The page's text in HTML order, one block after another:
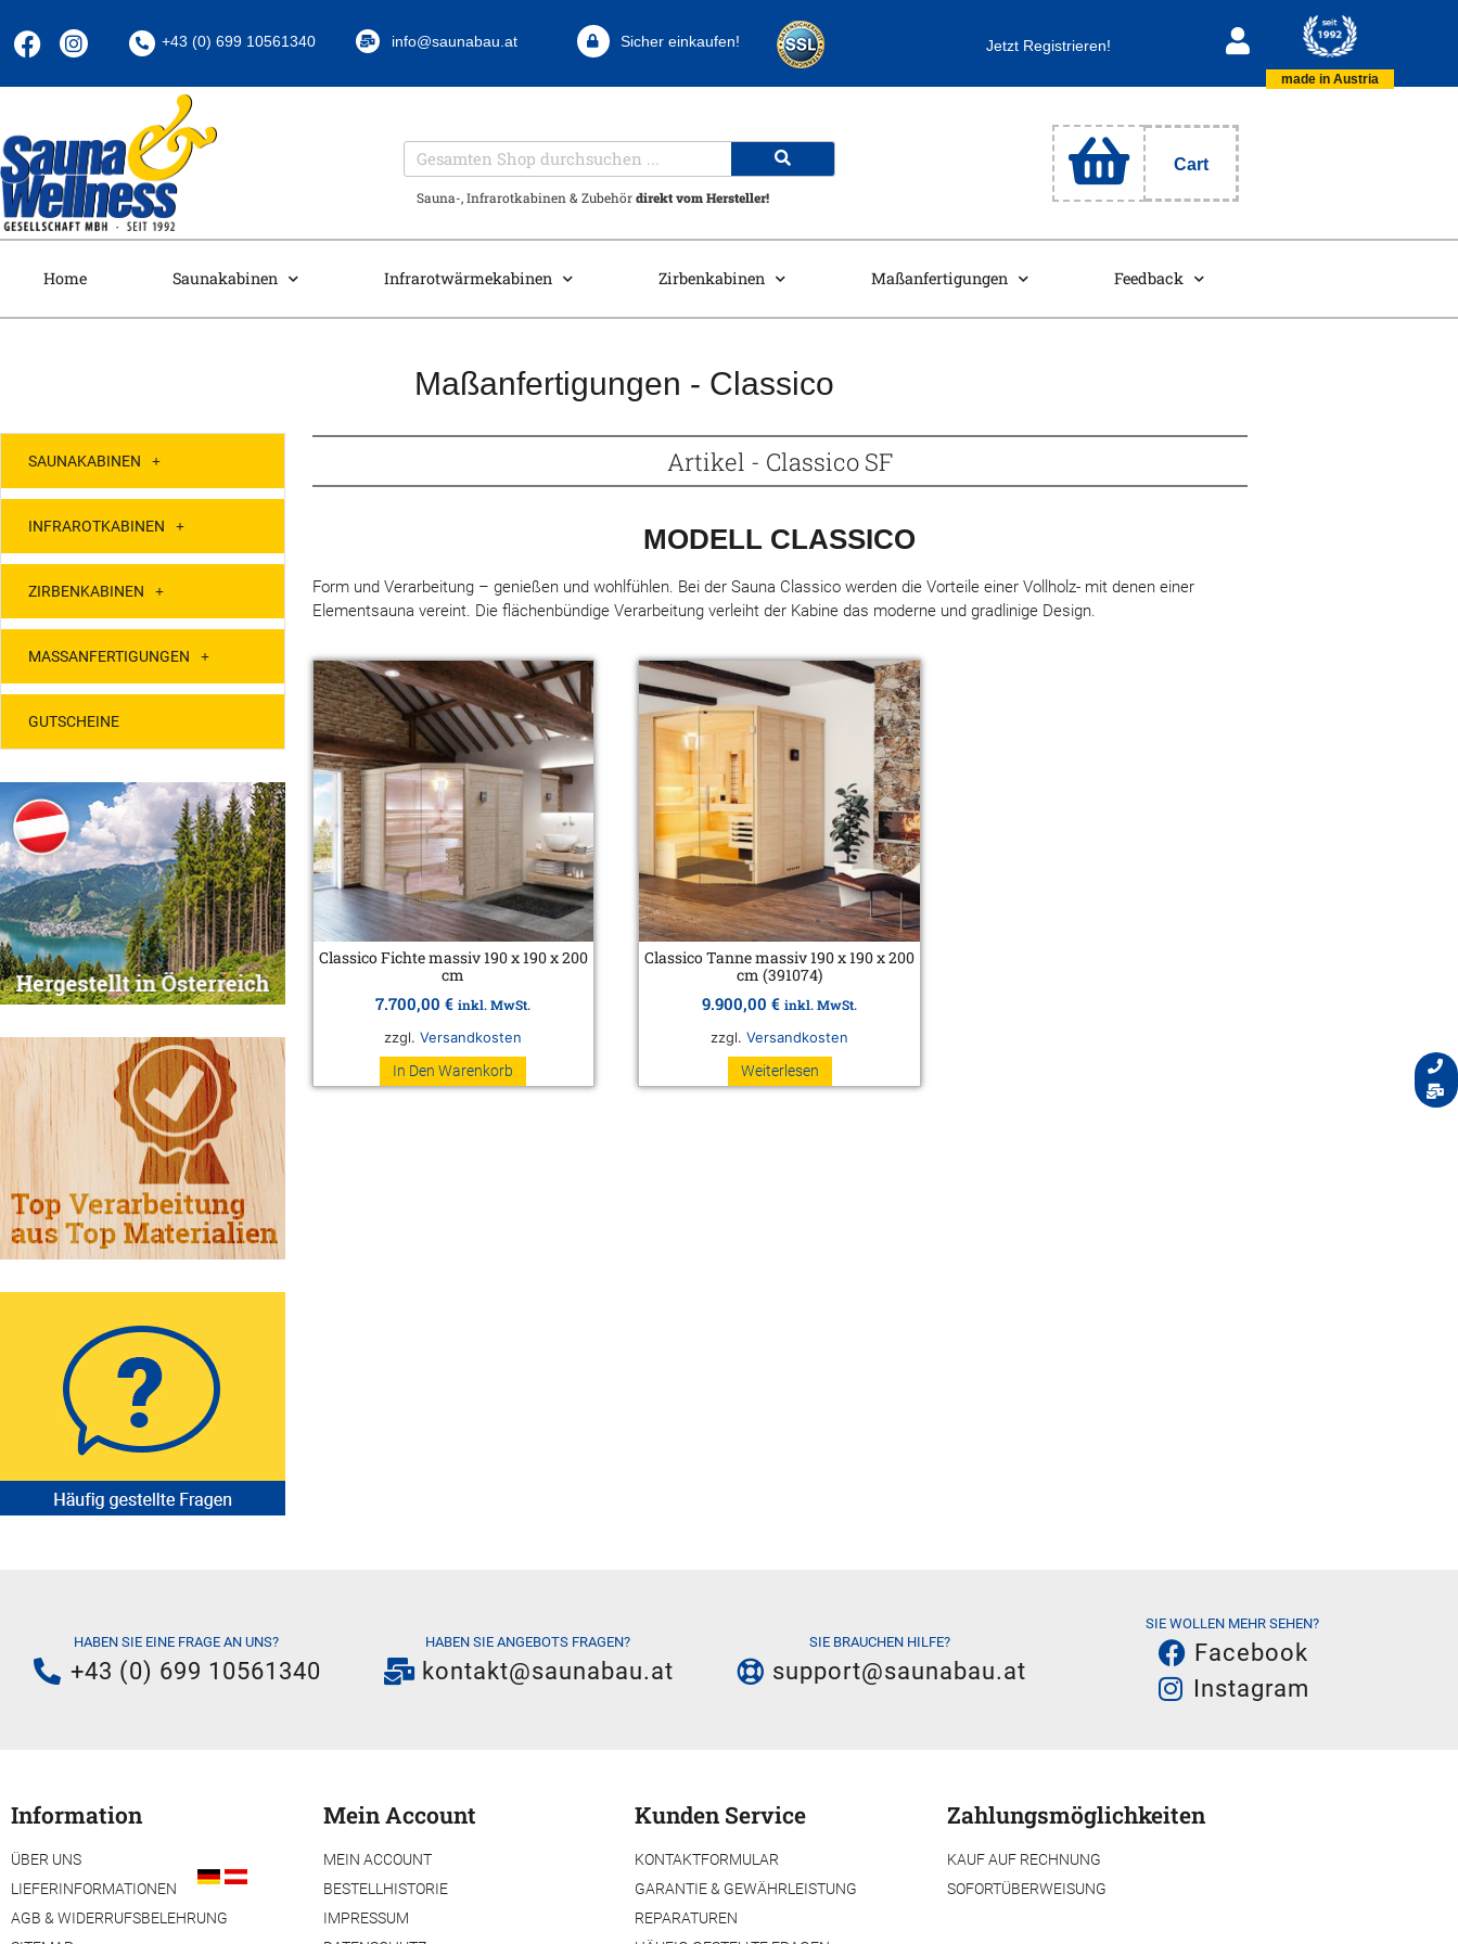
+43 (0) 699 10561340 info@saunabau.at Sicher einkaufen! Jetzt Registrieren!
made in Austria
Sauna-, Infrarotkabinen & Zubehördirekt vom Hersteller!
Cart
Home Saunakabinen Infrarotwärmekabinen Zirbenkabinen Maßanfertigungen Feedback
Maßanfertigungen - Classico
SAUNAKABINEN
INFRAROTKABINEN
ZIRBENKABINEN
MASSANFERTIGUNGEN
GUTSCHEINE
Artikel - Classico SF
MODELL CLASSICO
Form und Verarbeitung – genießen und wohlfühlen. Bei der Sauna Classico werden die Vorteile einer Vollholz- mit denen einer
Elementsauna vereint. Die flächenbündige Verarbeitung verleiht der Kabine das moderne und gradlinige Design.
Classico Fichte massiv 190 x 190 x 200
cm
7.700,00€ inkl. MwSt.
zzgl.Versandkosten
In Den Warenkorb
Classico Tanne massiv 190 x 190 x 200
cm (391074)
9.900,00€ inkl. MwSt.
zzgl.Versandkosten
Weiterlesen
HABEN SIE EINE FRAGE AN UNS?
+43 (0) 699 10561340
HABEN SIE ANGEBOTS FRAGEN?
kontakt@saunabau.at
SIE BRAUCHEN HILFE?
support@saunabau.at
SIE WOLLEN MEHR SEHEN?
Facebook
Instagram
Information
ÜBER UNS
LIEFERINFORMATIONEN
AGB & WIDERRUFSBELEHRUNG
Mein Account
MEIN ACCOUNT
BESTELLHISTORIE
IMPRESSUM
Kunden Service
KONTAKTFORMULAR
GARANTIE & GEWÄHRLEISTUNG
REPARATUREN
Zahlungsmöglichkeiten
KAUF AUF RECHNUNG
SOFORTÜBERWEISUNG